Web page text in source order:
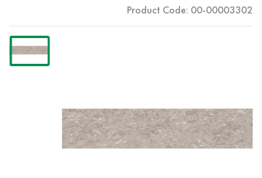
Product Code: 00-00003302